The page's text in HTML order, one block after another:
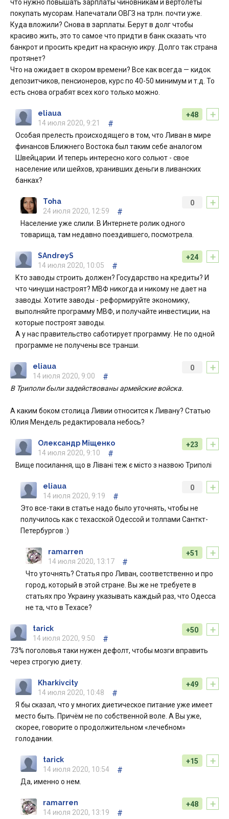
что нужно повышать зарплаты чиновникам и вертолеты
покупать мусорам. Напечатали ОВГЗ на трлн. почти уже.
Куда вложили? Снова в зарплаты. Берут в долг чтобы
красиво жить, это то самое что придти в банк сказать что
банкрот и просить кредит на красную икру. Долго так страна
протянет?
Что на ожидает в скором времени? Все как всегда — кидок
депозитчиков, пенсионеров, курс по 40-50 минимум и т.д. То
есть снова ограбят всех кого только можно.
+
+48
eliaua
14 июля 2020, 9:21
#
Особая прелесть происходящего в том, что Ливан в мире
финансов Ближнего Востока был таким себе аналогом
Швейцарии. И теперь интересно кого сольют - свое
население или шейхов, хранивших деньги в ливанских
банках?
+
0
Toha
24 июля 2020, 12:59
#
Население уже слили. В Интернете ролик одного
товарища, там недавно поездившего, посмотрела.
+
+24
SAndreyS
14 июля 2020, 10:05
#
Кто заводы строить должен? Государство на кредиты? И
что чинуши настроят? МВФ никогда и никому не дает на
заводы. Хотите заводы - реформируйте экономику,
выполняйте программу МВФ, и получайте инвестиции, на
которые построят заводы.
А у нас правительство саботирует программу. Не по одной
программе не получены все транши.
+
0
eliaua
14 июля 2020, 9:00
#
В Триполи были задействованы армейские войска.
А каким боком столица Ливии относится к Ливану? Статью
Юлия Мендель редактировала небось?
+
+23
Олександр Міщенко
14 июля 2020, 9:10
#
Вище посилання, що в Лівані теж є місто з назвою Триполі
+
0
eliaua
14 июля 2020, 9:19
#
Это все-таки в статье надо было уточнять, чтобы не
получилось как с техасской Одессой и толпами Санткт-
Петербургов :)
+
+51
ramarren
14 июля 2020, 13:17
#
Что уточнять? Статья про Ливан, соответственно и про
город, который в этой стране. Вы же не требуете в
статьях про Украину указывать каждый раз, что Одесса
не та, что в Техасе?
+
+50
tarick
14 июля 2020, 9:50
#
73% поголовья таки нужен дефолт, чтобы мозги вправить
через строгую диету.
+
+49
Kharkivcity
14 июля 2020, 10:48
#
Я бы сказал, что у многих диетическое питание уже имеет
место быть. Причём не по собственной воле. А Вы уже,
скорее, говорите о продолжительном «лечебном»
голодании.
+
+15
tarick
14 июля 2020, 10:54
#
Да, именно о нем.
+
+48
ramarren
14 июля 2020, 13:19
#